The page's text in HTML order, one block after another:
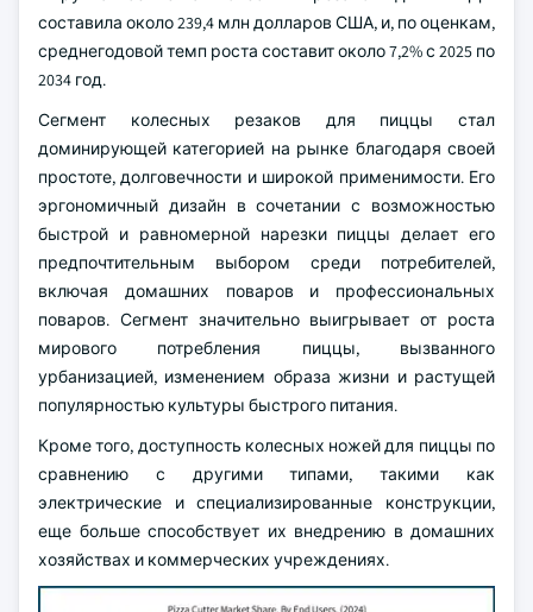
составила около 239,4 млн долларов США, и, по оценкам,
среднегодовой темп роста составит около 7,2% с 2025 по
2034 год.
Сегмент колесных резаков для пиццы стал
доминирующей категорией на рынке благодаря своей
простоте, долговечности и широкой применимости. Его
эргономичный дизайн в сочетании с возможностью
быстрой и равномерной нарезки пиццы делает его
предпочтительным выбором среди потребителей,
включая домашних поваров и профессиональных
поваров. Сегмент значительно выигрывает от роста
мирового потребления пиццы, вызванного
урбанизацией, изменением образа жизни и растущей
популярностью культуры быстрого питания.
Кроме того, доступность колесных ножей для пиццы по
сравнению с другими типами, такими как
электрические и специализированные конструкции,
еще больше способствует их внедрению в домашних
хозяйствах и коммерческих учреждениях.